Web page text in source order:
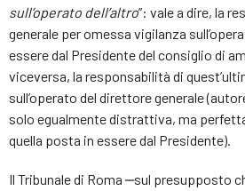
sull’operato dell’altro”: vale a dire, la
generale per omessa vigilanza
essere dal Presidente del consiglio di
viceversa, la responsabilità di
sull’operato del direttore generale
solo egualmente distrattiva, ma
quella posta in essere dal Presidente).
Il Tribunale di Roma ‒sul presupposto